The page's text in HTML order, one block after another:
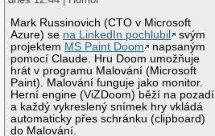
Mark Russinovich (CTO v Microsoft
Azure) se na LinkedIn pochlubil
svým
projektem MS Paint Doom
napsaným
pomocí Claude. Hru Doom umožňuje
hrát v programu Malování (Microsoft
Paint). Malování funguje jako monitor.
Herní engine (ViZDoom) běží na pozadí
a každý vykreslený snímek hry vkládá
automaticky přes schránku (clipboard)
do Malování.